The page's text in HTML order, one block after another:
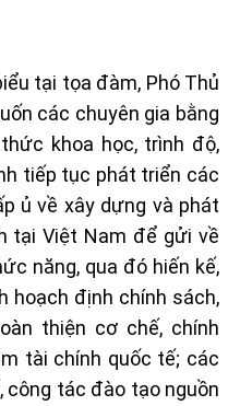
tại tọa đàm, Phó Thủ
các chuyên gia bằng
khoa học, trình độ,
tiếp tục phát triển các
ủ về xây dựng và phát
tại Việt Nam để gửi về
năng, qua đó hiến kế,
hoạch định chính sách,
thiện cơ chế, chính
tài chính quốc tế; các
công tác đào tạo nguồn